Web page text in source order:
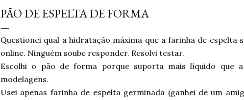
PÃO DE ESPELTA DE FORMA
Questionei qual a hidratação máxima que a farinha de espelta
online. Ninguém soube responder. Resolvi testar.
Escolhi o pão de forma porque suporta mais líquido que
modelagens.
Usei apenas farinha de espelta germinada (ganhei de um